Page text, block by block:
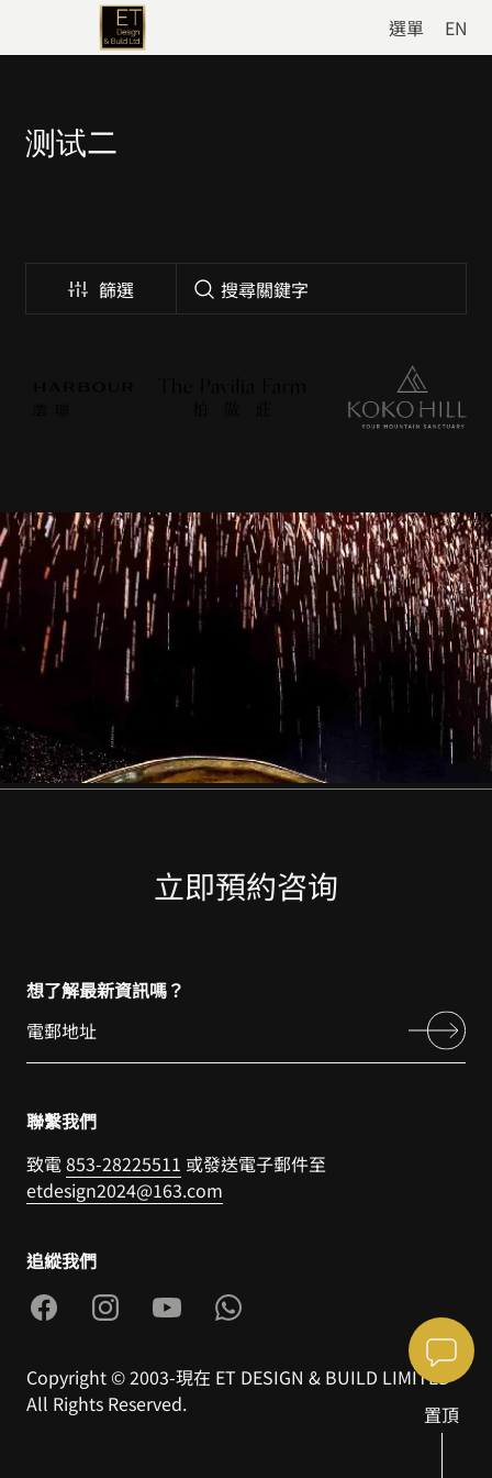
選單 EN
测试二
篩選
立即預約咨询
想了解最新資訊嗎？
聯繫我們
致電853-28225511 或發送電子郵件至
etdesign2024@163.com
追縱我們
Copyright © 2003-現在 ET DESIGN & BUILD LIMITED
All Rights Reserved.
置頂